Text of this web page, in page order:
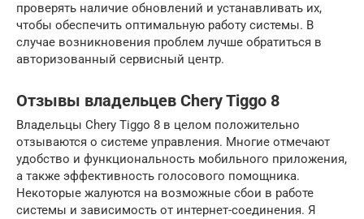
проверять наличие обновлений и устанавливать их,
чтобы обеспечить оптимальную работу системы. В
случае возникновения проблем лучше обратиться в
авторизованный сервисный центр.
Отзывы владельцев Chery Tiggo 8
Владельцы Chery Tiggo 8 в целом положительно
отзываются о системе управления. Многие отмечают
удобство и функциональность мобильного приложения,
а также эффективность голосового помощника.
Некоторые жалуются на возможные сбои в работе
системы и зависимость от интернет-соединения. Я